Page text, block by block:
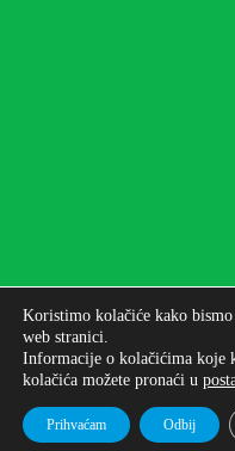
Autorska prava ©
Koristimo kolačiće kako
web stranici.
Informacije o kolačićima koje
kolačića možete pronaći u
Prihvaćam Odbij